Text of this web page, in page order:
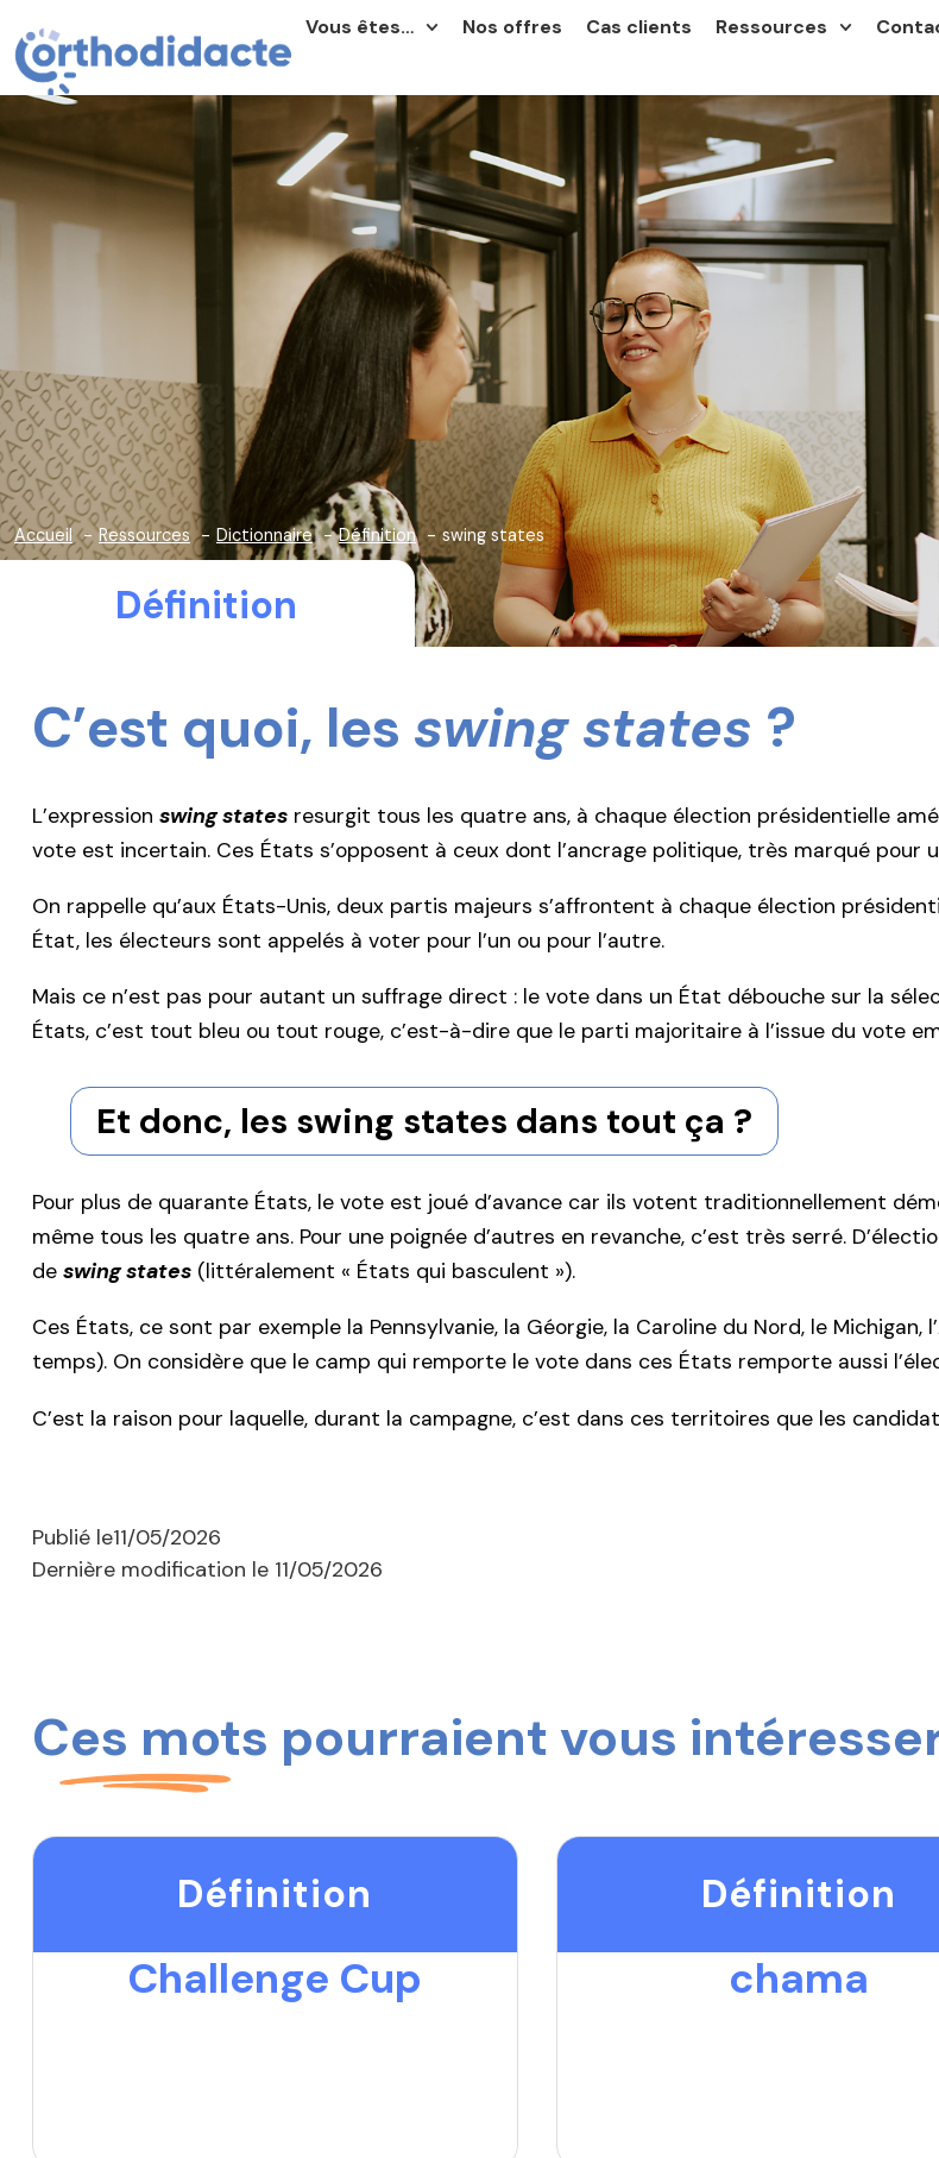
Vous êtes… Nos offres Cas clients Ressources
Accueil Ressources Dictionnaire Définition swing states
Définition
C’est quoi, les swing states ?
L’expression swing states resurgit tous les quatre ans, à chaque élection présidentielle
vote est incertain. Ces États s’opposent à ceux dont l’ancrage politique, très marqué pour
On rappelle qu’aux États-Unis, deux partis majeurs s’affrontent à chaque élection
État, les électeurs sont appelés à voter pour l’un ou pour l’autre.
Mais ce n’est pas pour autant un suffrage direct : le vote dans un État débouche sur la
États, c’est tout bleu ou tout rouge, c’est-à-dire que le parti majoritaire à l’issue du vote
Et donc, les swing states dans tout ça ?
Pour plus de quarante États, le vote est joué d’avance car ils votent traditionnellement
même tous les quatre ans. Pour une poignée d’autres en revanche, c’est très serré.
de swing states (littéralement « États qui basculent »).
Ces États, ce sont par exemple la Pennsylvanie, la Géorgie, la Caroline du Nord, le
temps). On considère que le camp qui remporte le vote dans ces États remporte aussi
C’est la raison pour laquelle, durant la campagne, c’est dans ces territoires que les
Publié le11/05/2026
Dernière modification le 11/05/2026
Ces mots pourraient vous
Définition
Challenge Cup
Définition
chama